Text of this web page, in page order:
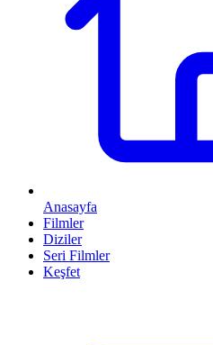
Anasayfa
Filmler
Diziler
Seri Filmler
Keşfet